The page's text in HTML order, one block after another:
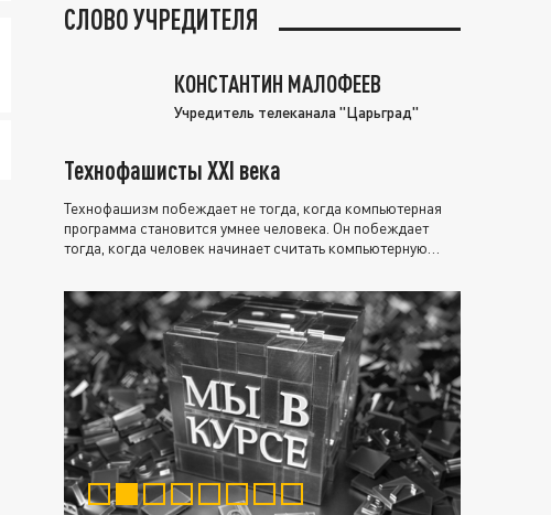
СЛОВО УЧРЕДИТЕЛЯ
КОНСТАНТИН МАЛОФЕЕВ
Учредитель телеканала "Царьград"
Технофашисты XXI века
Технофашизм побеждает не тогда, когда компьютерная
программа становится умнее человека. Он побеждает
тогда, когда человек начинает считать компьютерную